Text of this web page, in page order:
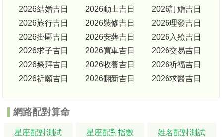
2026結婚吉日
2026動土吉日
2026訂婚吉日
2026旅行吉日
2026裝修吉日
2026理發吉日
2026掛匾吉日
2026安葬吉日
2026入殮吉日
2026求子吉日
2026買車吉日
2026交易吉日
2026祭拜吉日
2026收養吉日
2026祈福吉日
2026祈願吉日
2026翻新吉日 2026求醫吉日
網路配對算命
星座配對測試 星座配對指數 姓名配對測試